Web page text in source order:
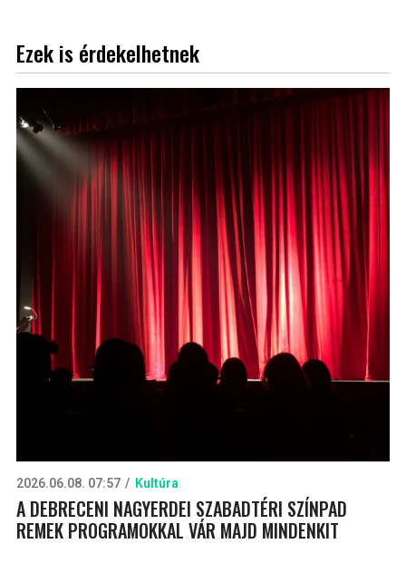
Ezek is érdekelhetnek
2026.06.08. 07:57 Kultúra
A DEBRECENI NAGYERDEI SZABADTÉRI SZÍNPAD
REMEK PROGRAMOKKAL VÁR MAJD MINDENKIT